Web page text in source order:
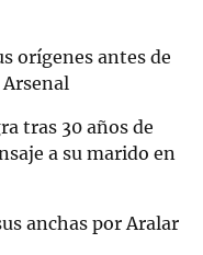
orígenes antes de
tras 30 años de
a su marido en
anchas por Aralar